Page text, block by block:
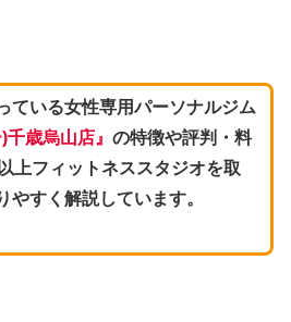
ている女性専用パーソナルジム
)千歳烏山店』 の特徴や評判・料
上フィットネススタジオを取
やすく解説しています。